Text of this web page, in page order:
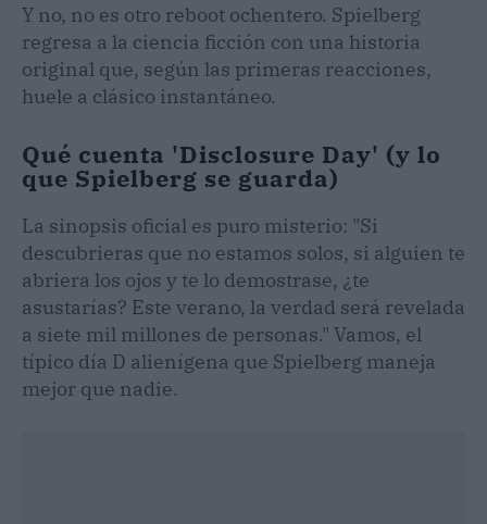
Y no, no es otro reboot ochentero. Spielberg
regresa a la ciencia ficción con una historia
original que, según las primeras reacciones,
huele a clásico instantáneo.
Qué cuenta 'Disclosure Day' (y lo
que Spielberg se guarda)
La sinopsis oficial es puro misterio: "Si
descubrieras que no estamos solos, si alguien te
abriera los ojos y te lo demostrase, ¿te
asustarías? Este verano, la verdad será revelada
a siete mil millones de personas." Vamos, el
típico día D alienígena que Spielberg maneja
mejor que nadie.